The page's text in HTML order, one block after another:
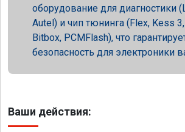
оборудование для диагностики
Autel) и чип тюнинга (Flex, Kess
Bitbox, PCMFlash), что
безопасность для электроники
Ваши действия: